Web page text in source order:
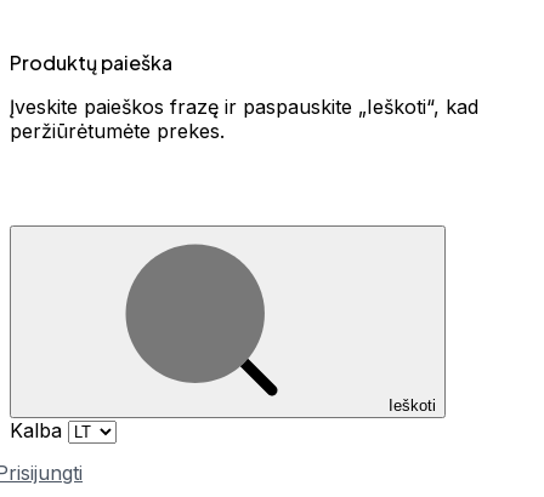
Produktų paieška
Įveskite paieškos frazę ir paspauskite „Ieškoti“, kad
peržiūrėtumėte prekes.
Ieškoti
Kalba